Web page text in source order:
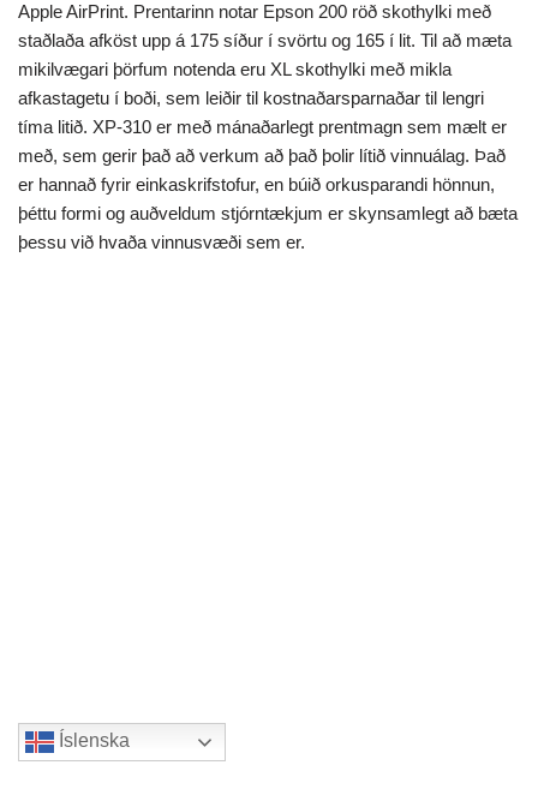
Apple AirPrint. Prentarinn notar Epson 200 röð skothylki með
staðlaða afköst upp á 175 síður í svörtu og 165 í lit. Til að mæta
mikilvægari þörfum notenda eru XL skothylki með mikla
afkastagetu í boði, sem leiðir til kostnaðarsparnaðar til lengri
tíma litið. XP-310 er með mánaðarlegt prentmagn sem mælt er
með, sem gerir það að verkum að það þolir lítið vinnuálag. Það
er hannað fyrir einkaskrifstofur, en búið orkusparandi hönnun,
þéttu formi og auðveldum stjórntækjum er skynsamlegt að bæta
þessu við hvaða vinnusvæði sem er.
Íslenska